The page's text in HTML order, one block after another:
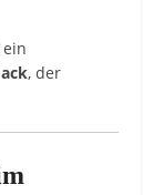
ein
,der